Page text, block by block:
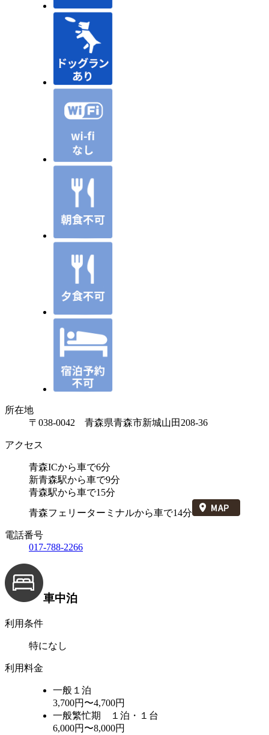
所在地
〒038-0042 青森県青森市新城山田208-36
アクセス
青森ICから車で6分
新青森駅から車で9分
青森駅から車で15分
青森フェリーターミナルから車で14分
電話番号
017-788-2266
車中泊
利用条件
特になし
利用料金
一般 １泊
3,700円〜4,700円
一般繁忙期 １泊・１台
6,000円〜8,000円